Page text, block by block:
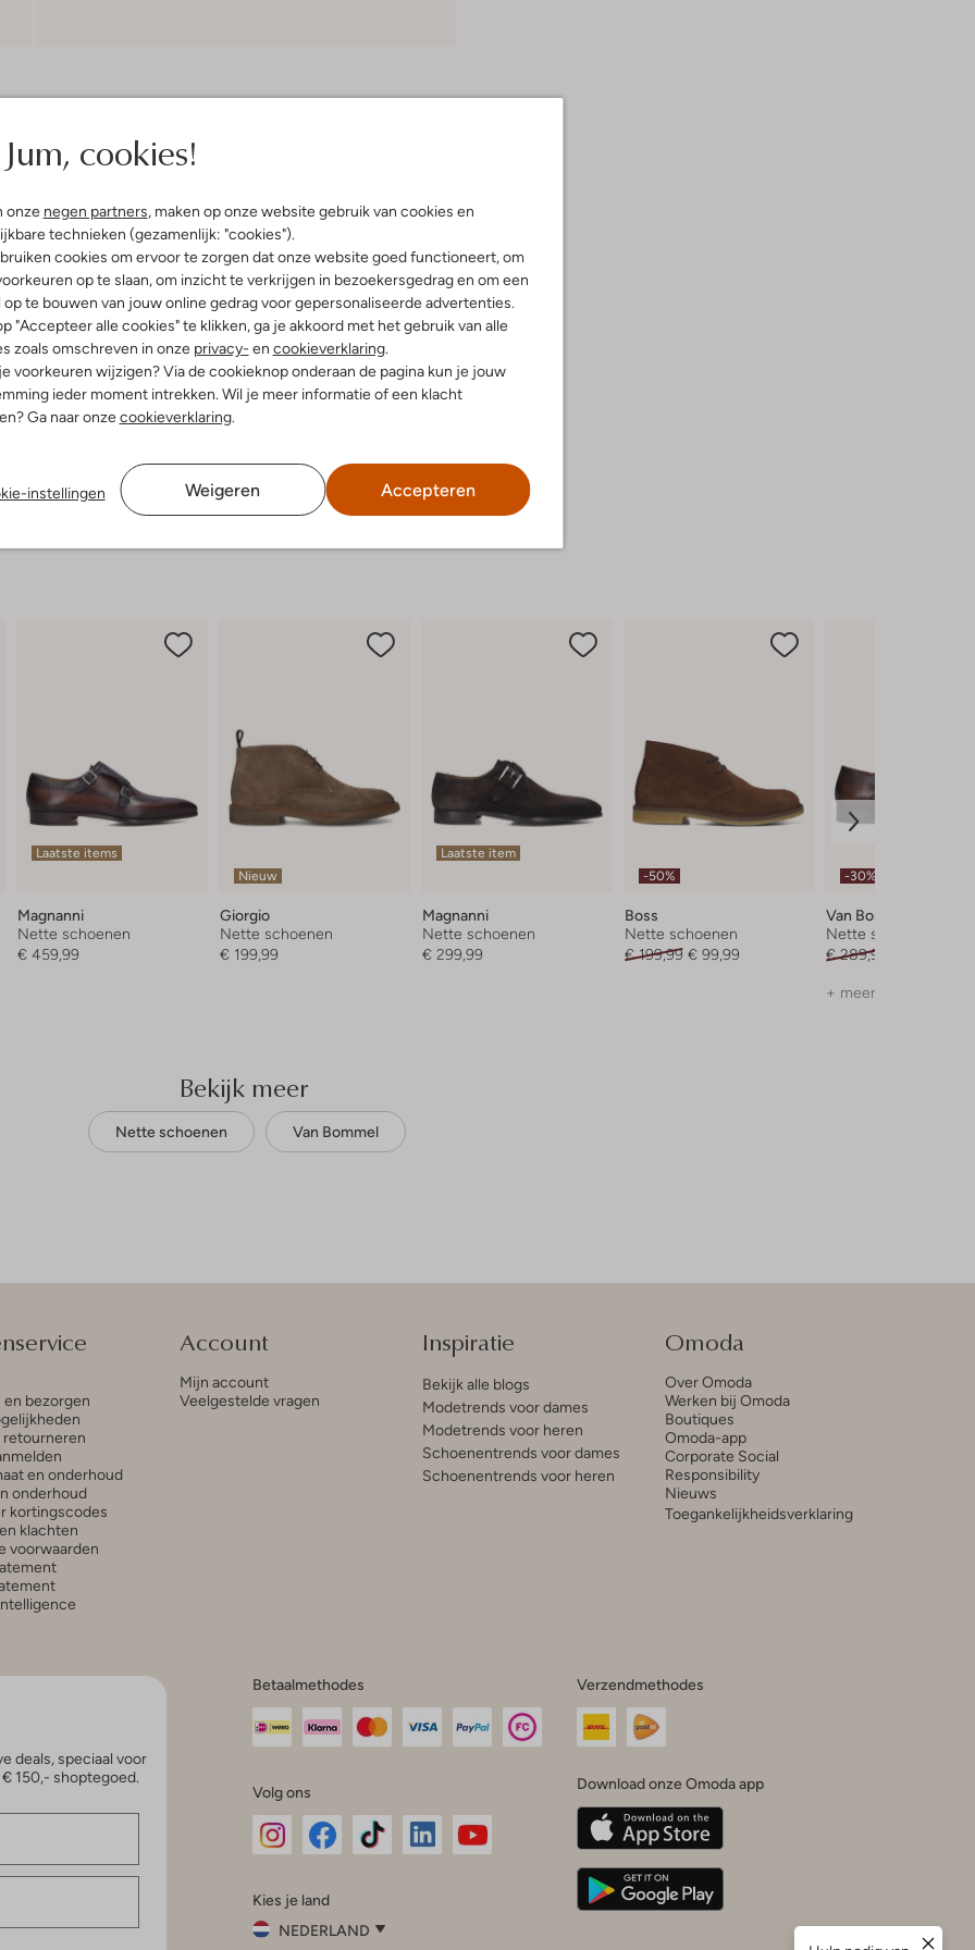
Jum, cookies!
onze negen partners, maken op onze website gebruik van cookies en
technieken (gezamenlijk: "cookies").
cookies om ervoor te zorgen dat onze website goed functioneert, om
op te slaan, om inzicht te verkrijgen in bezoekersgedrag en om een
te bouwen van jouw online gedrag voor gepersonaliseerde advertenties.
"Accepteer alle cookies" te klikken, ga je akkoord met het gebruik van alle
zoals omschreven in onze privacy- en cookieverklaring.
voorkeuren wijzigen? Via de cookieknop onderaan de pagina kun je jouw
ieder moment intrekken. Wil je meer informatie of een klacht
Ga naar onzecookieverklaring.
instellingen Weigeren Accepteren
& retourneren
& Pasvorm
Laatste items
Magnanni
Nette schoenen
€ 459,99
Nieuw
Giorgio
Nette schoenen
€ 199,99
Laatste item
Magnanni
Nette schoenen
€ 299,99
-50%
Boss
Nette schoenen
€ 199,99 € 99,99
-30%
Van Bommel
Nette schoenen
€ 289,99
+ meer kleuren
Bekijk meer
Nette schoenen Van Bommel
bezorgen
retourneren
en onderhoud
onderhoud
kortingscodes
klachten
voorwaarden
Account
Mijn account
Veelgestelde vragen
Inspiratie
Bekijk alle blogs
Modetrends voor dames
Modetrends voor heren
Schoenentrends voor dames
Schoenentrends voor heren
Omoda
Over Omoda
Werken bij Omoda
Boutiques
Omoda-app
Corporate Social
Responsibility
Nieuws
Toegankelijkheidsverklaring
deals, speciaal voor
150,- shoptegoed.
Betaalmethodes
Volg ons
InstagramFacebook
Kies je land
NEDERLAND
Verzendmethodes
Download onze Omoda app